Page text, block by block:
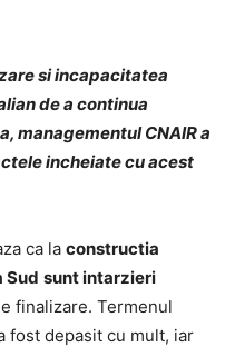
si incapacitatea
de a continua
managementul CNAIR a
incheiate cu acest
ca la constructia
Sud sunt intarzieri
finalizare. Termenul
fost depasit cu mult, iar